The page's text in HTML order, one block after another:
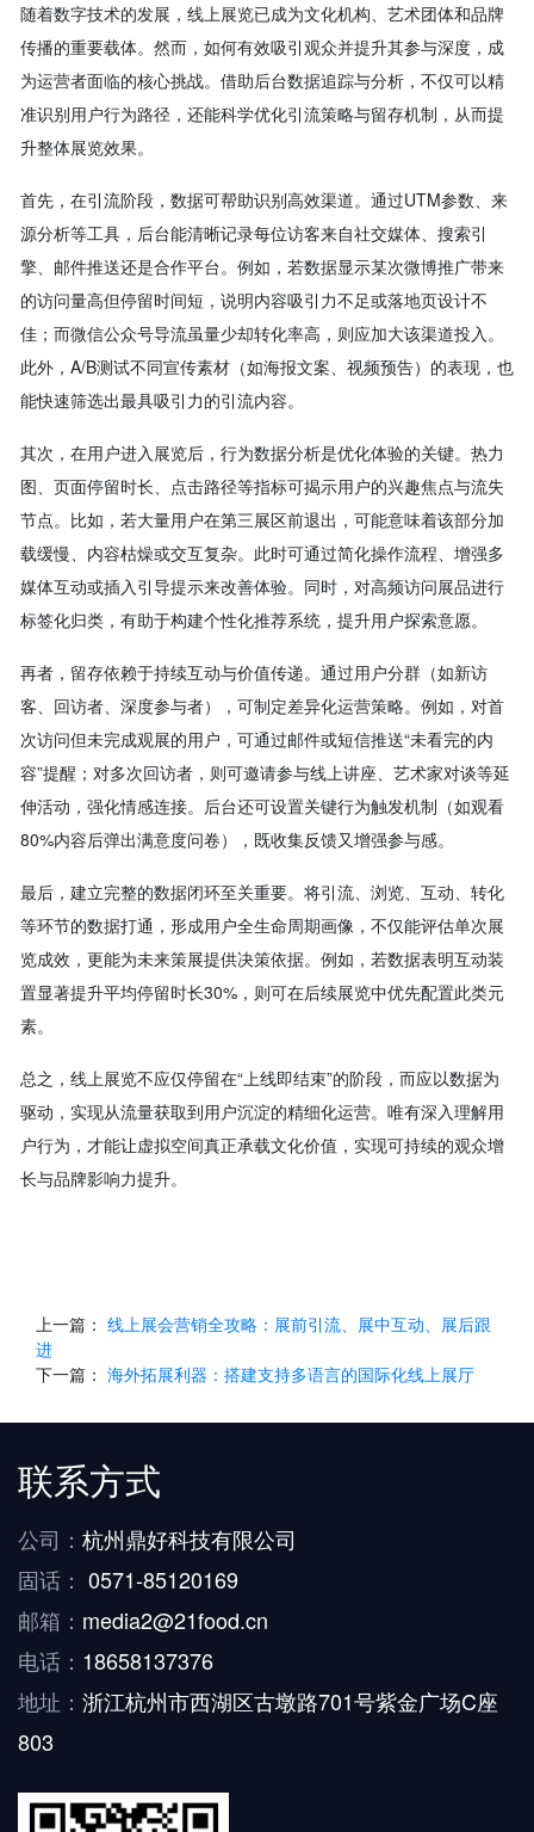
随着数字技术的发展，线上展览已成为文化机构、艺术团体和品牌
传播的重要载体。然而，如何有效吸引观众并提升其参与深度，成
为运营者面临的核心挑战。借助后台数据追踪与分析，不仅可以精
准识别用户行为路径，还能科学优化引流策略与留存机制，从而提
升整体展览效果。
首先，在引流阶段，数据可帮助识别高效渠道。通过UTM参数、来
源分析等工具，后台能清晰记录每位访客来自社交媒体、搜索引
擎、邮件推送还是合作平台。例如，若数据显示某次微博推广带来
的访问量高但停留时间短，说明内容吸引力不足或落地页设计不
佳；而微信公众号导流虽量少却转化率高，则应加大该渠道投入。
此外，A/B测试不同宣传素材（如海报文案、视频预告）的表现，也
能快速筛选出最具吸引力的引流内容。
其次，在用户进入展览后，行为数据分析是优化体验的关键。热力
图、页面停留时长、点击路径等指标可揭示用户的兴趣焦点与流失
节点。比如，若大量用户在第三展区前退出，可能意味着该部分加
载缓慢、内容枯燥或交互复杂。此时可通过简化操作流程、增强多
媒体互动或插入引导提示来改善体验。同时，对高频访问展品进行
标签化归类，有助于构建个性化推荐系统，提升用户探索意愿。
再者，留存依赖于持续互动与价值传递。通过用户分群（如新访
客、回访者、深度参与者），可制定差异化运营策略。例如，对首
次访问但未完成观展的用户，可通过邮件或短信推送“未看完的内
容”提醒；对多次回访者，则可邀请参与线上讲座、艺术家对谈等延
伸活动，强化情感连接。后台还可设置关键行为触发机制（如观看
80%内容后弹出满意度问卷），既收集反馈又增强参与感。
最后，建立完整的数据闭环至关重要。将引流、浏览、互动、转化
等环节的数据打通，形成用户全生命周期画像，不仅能评估单次展
览成效，更能为未来策展提供决策依据。例如，若数据表明互动装
置显著提升平均停留时长30%，则可在后续展览中优先配置此类元
素。
总之，线上展览不应仅停留在“上线即结束”的阶段，而应以数据为
驱动，实现从流量获取到用户沉淀的精细化运营。唯有深入理解用
户行为，才能让虚拟空间真正承载文化价值，实现可持续的观众增
长与品牌影响力提升。
上一篇： 线上展会营销全攻略：展前引流、展中互动、展后跟
进
下一篇： 海外拓展利器：搭建支持多语言的国际化线上展厅
联系方式
公司： 杭州鼎好科技有限公司
固话： 0571-85120169
邮箱： media2@21food.cn
电话： 18658137376
地址： 浙江杭州市西湖区古墩路701号紫金广场C座
803